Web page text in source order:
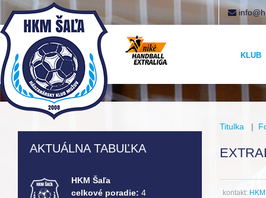
KLUB
Titulka |
kontakt:
AKTUÁLNA TABUĽKA
HKM Šaľa
celkové poradie: 4